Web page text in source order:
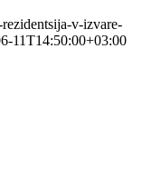
v-izvare-
11T14:50:00+03:00